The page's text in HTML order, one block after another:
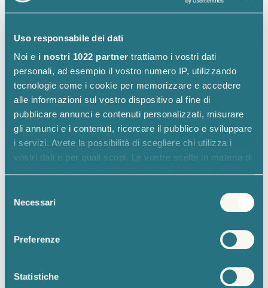
Uso responsabile dei dati
Noi e i nostri 1022 partner trattiamo i vostri dati
personali, ad esempio il vostro numero IP, utilizzando
tecnologie come i cookie per memorizzare e accedere
alle informazioni sul vostro dispositivo al fine di
pubblicare annunci e contenuti personalizzati, misurare
gli annunci e i contenuti, ricercare il pubblico e sviluppare
i servizi. Avete la possibilità di scegliere chi utilizza i
vostri dati e per quali scopi. Le vostre scelte in materia di
modificare o revocare il proprio consenso in qualsiasi
momento dalla Dichiarazione sui cookie o facendo clic
raccogliere informazioni sulla tua posizione
delNecessari
Preferenze
Statistiche
che dormire la notte risulti più difficile.
Dove fare la pennichella in estate
Pare che il pisolino migliore nel pomeriggio sia
quello fatto sul divano, a patto – naturalmente –
che sia comodo.Specialmente in estate, sdraiarsi a
riposare su unfrescomaterasso, meglio ancora se
accarezzati da una leggera brezza, è un toccasana
per affrontare al meglio un pomeriggio di afa e
lavoro. Provare per credere!